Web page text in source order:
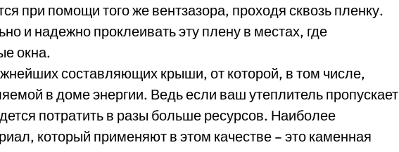
при помощи того же вентзазора, проходя сквозь пленку.
и надежно проклеивать эту плену в местах, где
окна.
составляющих крыши, от которой, в том числе,
в доме энергии. Ведь если ваш утеплитель пропускает
потратить в разы больше ресурсов. Наиболее
который применяют в этом качестве – это каменная